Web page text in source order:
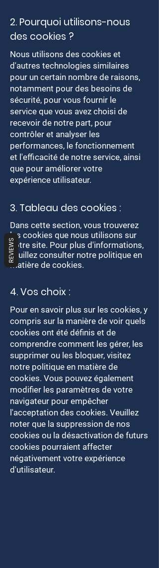
2. Pourquoi utilisons-nous
des cookies ?
Nous utilisons des cookies et
d'autres technologies similaires
pour un certain nombre de raisons,
notamment pour des besoins de
sécurité, pour vous fournir le
service que vous avez choisi de
recevoir de notre part, pour
contrôler et analyser les
performances, le fonctionnement
et l'efficacité de notre service, ainsi
que pour améliorer votre
expérience utilisateur.
3. Tableau des cookies :
Dans cette section, vous trouverez
les cookies que nous utilisons sur
notre site. Pour plus d'informations,
veuillez consulter notre politique en
matière de cookies.
4. Vos choix :
Pour en savoir plus sur les cookies, y
compris sur la manière de voir quels
cookies ont été définis et de
comprendre comment les gérer, les
supprimer ou les bloquer, visitez
notre politique en matière de
cookies. Vous pouvez également
modifier les paramètres de votre
navigateur pour empêcher
l'acceptation des cookies. Veuillez
noter que la suppression de nos
cookies ou la désactivation de futurs
cookies pourraient affecter
négativement votre expérience
d'utilisateur.
REVIEWS